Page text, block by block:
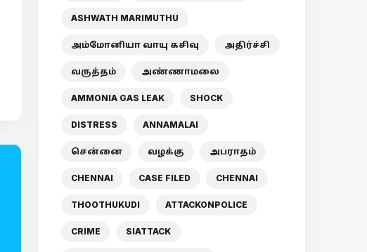
ASHWATH MARIMUTHU
அம்மோனியா வாயு கசிவு அதிர்ச்சி
வருத்தம் அண்ணாமலை
AMMONIA GAS LEAK SHOCK
DISTRESS ANNAMALAI
சென்னை வழக்கு அபராதம்
CHENNAI CASE FILED CHENNAI
THOOTHUKUDI ATTACKONPOLICE
CRIME SIATTACK